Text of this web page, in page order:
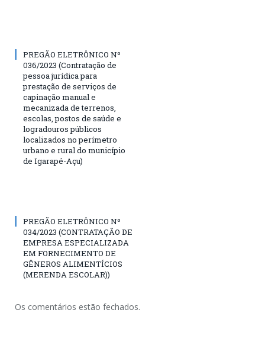
PREGÃO ELETRÔNICO Nº
036/2023 (Contratação de
pessoa jurídica para
prestação de serviços de
capinação manual e
mecanizada de terrenos,
escolas, postos de saúde e
logradouros públicos
localizados no perímetro
urbano e rural do município
de Igarapé-Açu)
PREGÃO ELETRÔNICO Nº
034/2023 (CONTRATAÇÃO DE
EMPRESA ESPECIALIZADA
EM FORNECIMENTO DE
GÊNEROS ALIMENTÍCIOS
(MERENDA ESCOLAR))
Os comentários estão fechados.